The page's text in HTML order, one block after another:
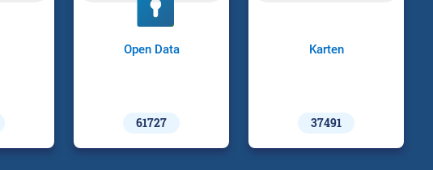
Open Data
61727
Karten
37491